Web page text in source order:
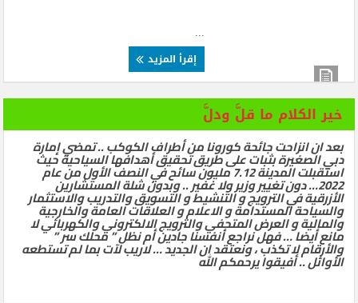
إقرأ المزيد
خير الكلام ما قلَّ ودلَّ
بعد ان انزاحت جائحة كورونا من أطراف الكوكب .. تمضي إمارة
دبي الصغيرة بثبات على طريق تحقيق أهدافها السياحية حيث
استقبلت المدينة 7.12 مليون سائح في النصف الأول من عام
2022… دون تغيير وزير ولا غفير .. وبدون شلة المستشارين
الأزرقية في الترويج و التنشيط و التسويق والتدريب والاستثمار
والسياحة المستدامة و الاعلام و العلاقات العامة والخارجية
والمالية و العرض المتحفي والترويج الالكتروني والكهربائي لا
مانع أيضا … فهل نراجع أنفسنا جادين أم نظل ” محلك سر ”
والأرقام لا تكذب ، ونعتقد ان الجديد … لاريب لآت بما لم تستطعه
الأوائل .. أفيقوا يرحمكم الله